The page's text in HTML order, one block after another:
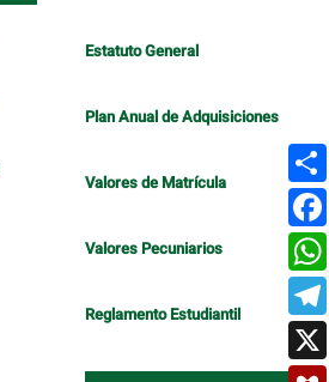
Estatuto General
Plan Anual de Adquisiciones
Valores de Matrícula
Valores Pecuniarios
Reglamento Estudiantil